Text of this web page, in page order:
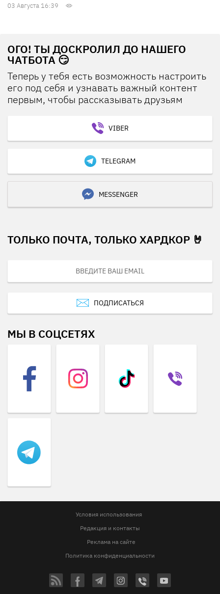
03 Августа 16:39
ОГО! ТЫ ДОСКРОЛИЛ ДО НАШЕГО
ЧАТБОТА 😏
Теперь у тебя есть возможность настроить
его под себя и узнавать важный контент
первым, чтобы рассказывать друзьям
VIBER
TELEGRAM
MESSENGER
ТОЛЬКО ПОЧТА, ТОЛЬКО ХАРДКОР 🤘
ПОДПИСАТЬСЯ
МЫ В СОЦСЕТЯХ
Условия использования
Редакция и контакты
Реклама на сайте
Политика конфиденциальности